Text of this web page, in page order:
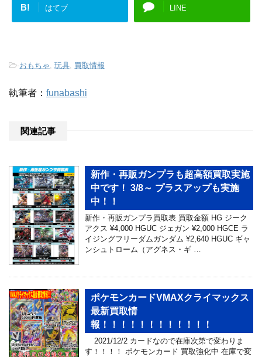
B! はてブ LINE
-おもちゃ 玩具 買取情報
執筆者： funabashi
関連記事
新作・再販ガンプラも超高額買取実施
中です！ 3/8～ プラスアップも実施
中！！
新作・再販ガンプラ買取表 買取金額 HG ジーク
アクス ¥4,000 HGUC ジェガン ¥2,000 HGCE ラ
イジングフリーダムガンダム ¥2,640 HGUC ギャ
ンシュトローム（アグネス・ギ …
ポケモンカードVMAXクライマックス
最新買取情
報！！！！！！！！！！！！
2021/12/2 カードなので在庫次第で変わりま
す！！！！ ポケモンカード 買取強化中 在庫で変